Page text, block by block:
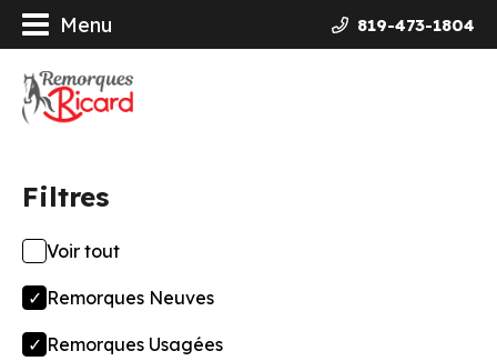
Menu 819-473-1804
Filtres
Voir tout
Remorques Neuves
Remorques Usagées